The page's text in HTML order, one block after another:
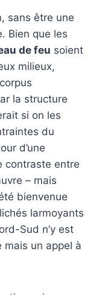
sans être une
Bien que les
de feu soient
milieux,
la structure
si on les
du
d’une
contraste entre
– mais
bienvenue
larmoyants
Sud n’y est
mais un appel à